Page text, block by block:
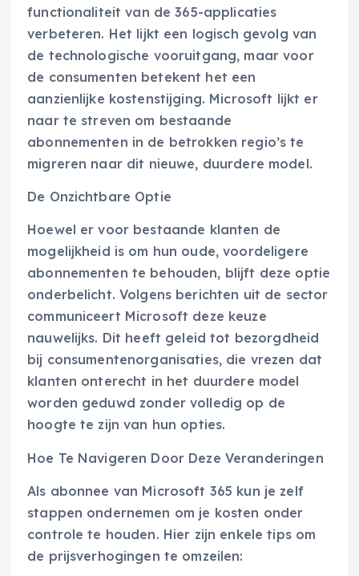
functionaliteit van de 365-applicaties
verbeteren. Het lijkt een logisch gevolg van
de technologische vooruitgang, maar voor
de consumenten betekent het een
aanzienlijke kostenstijging. Microsoft lijkt er
naar te streven om bestaande
abonnementen in de betrokken regio’s te
migreren naar dit nieuwe, duurdere model.
De Onzichtbare Optie
Hoewel er voor bestaande klanten de
mogelijkheid is om hun oude, voordeligere
abonnementen te behouden, blijft deze optie
onderbelicht. Volgens berichten uit de sector
communiceert Microsoft deze keuze
nauwelijks. Dit heeft geleid tot bezorgdheid
bij consumentenorganisaties, die vrezen dat
klanten onterecht in het duurdere model
worden geduwd zonder volledig op de
hoogte te zijn van hun opties.
Hoe Te Navigeren Door Deze Veranderingen
Als abonnee van Microsoft 365 kun je zelf
stappen ondernemen om je kosten onder
controle te houden. Hier zijn enkele tips om
de prijsverhogingen te omzeilen: